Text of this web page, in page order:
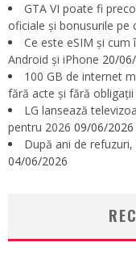
GTA VI poate fi
oficiale și bonusurile pe
Ce este eSIM și
Android și iPhone 20/
100 GB de internet
fără acte și fără obligații
LG lansează
pentru 2026 09/06/2026
După ani de
04/06/2026